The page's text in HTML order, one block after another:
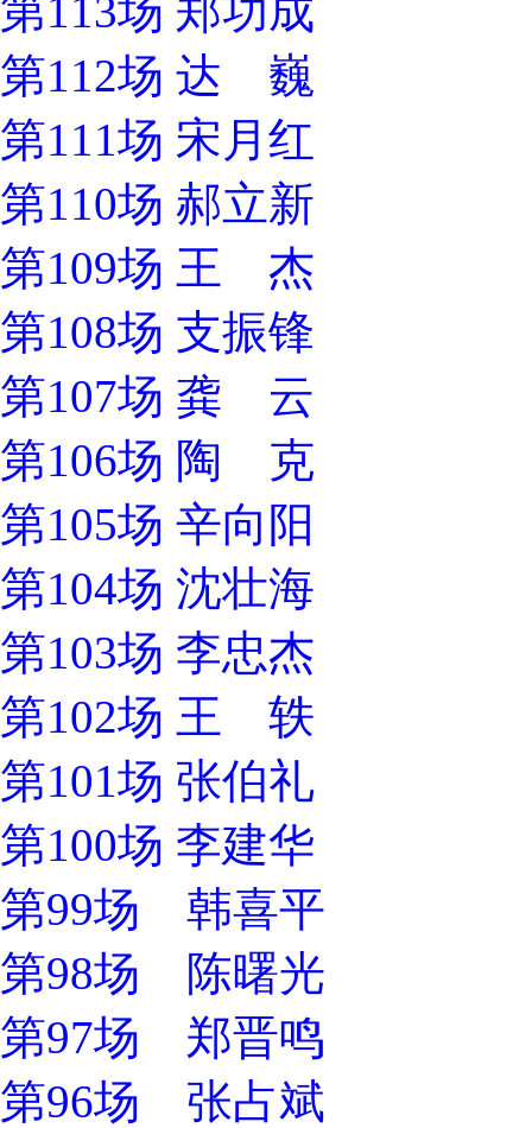
第113场 郑功成
第112场 达 巍
第111场 宋月红
第110场 郝立新
第109场 王 杰
第108场 支振锋
第107场 龚 云
第106场 陶 克
第105场 辛向阳
第104场 沈壮海
第103场 李忠杰
第102场 王 轶
第101场 张伯礼
第100场 李建华
第99场 韩喜平
第98场 陈曙光
第97场 郑晋鸣
第96场 张占斌